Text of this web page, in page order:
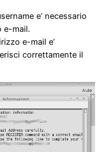
e’ necessario
e-mail.
e-mail e’
correttamente il